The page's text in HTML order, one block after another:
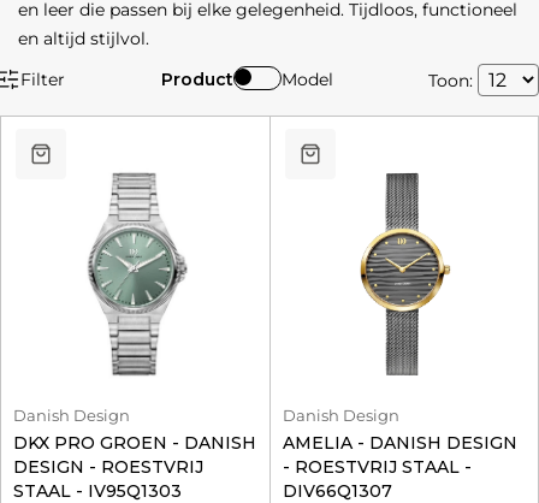
en leer die passen bij elke gelegenheid. Tijdloos, functioneel
en altijd stijlvol.
Filter
Product Model Toon:
Danish Design
DKX PRO GROEN - DANISH
DESIGN - ROESTVRIJ
STAAL - IV95Q1303
Danish Design
AMELIA - DANISH DESIGN
- ROESTVRIJ STAAL -
DIV66Q1307